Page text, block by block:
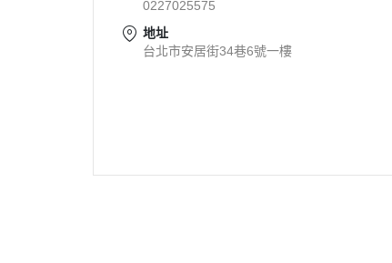
0227025575
地址
台北市安居街34巷6號一樓